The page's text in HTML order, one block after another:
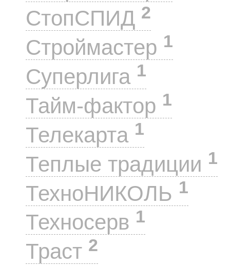
СтопСПИД 2
Строймастер 1
Суперлига 1
Тайм-фактор 1
Телекарта 1
Теплые традиции 1
ТехноНИКОЛЬ 1
Техносерв 1
Траст 2